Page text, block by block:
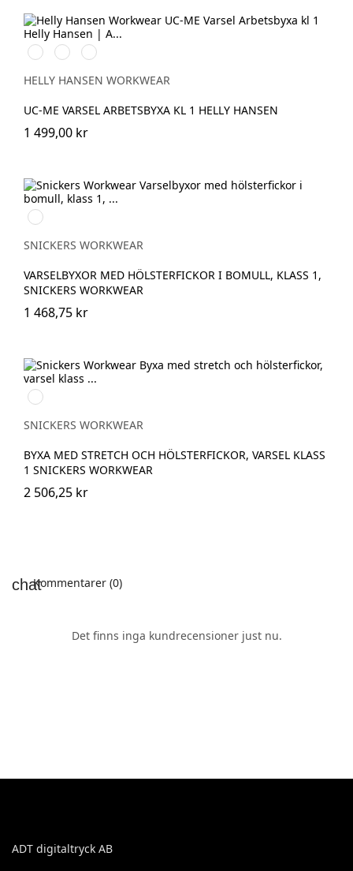
169
HIGH
VIS
269
HIGH
VIS
369
HIGH
VIS
HELLY HANSEN WORKWEAR
UC-ME VARSEL ARBETSBYXA KL 1 HELLY HANSEN
1 499,00 kr
Svart/High
vis
yellow
SNICKERS WORKWEAR
VARSELBYXOR MED HÖLSTERFICKOR I BOMULL, KLASS 1,
SNICKERS WORKWEAR
1 468,75 kr
Svart/High
vis
yellow
SNICKERS WORKWEAR
BYXA MED STRETCH OCH HÖLSTERFICKOR, VARSEL KLASS
1 SNICKERS WORKWEAR
2 506,25 kr
Kommentarer (0)
Det finns inga kundrecensioner just nu.
ADT digitaltryck AB